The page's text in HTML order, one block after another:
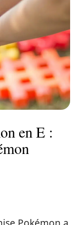
en E :